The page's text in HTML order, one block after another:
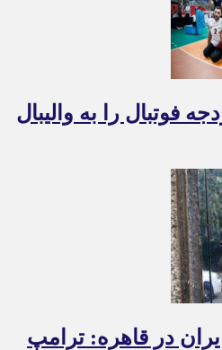
فوتبال را به والیبال
در قاهره: ترامپ